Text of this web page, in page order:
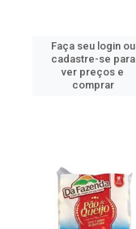
Faça seu login ou
cadastre-se para
ver preços e
comprar